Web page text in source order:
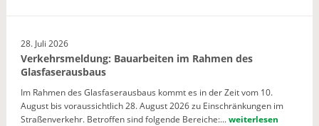
28. Juli 2026
Verkehrsmeldung: Bauarbeiten im Rahmen des
Glasfaserausbaus
Im Rahmen des Glasfaserausbaus kommt es in der Zeit vom 10.
August bis voraussichtlich 28. August 2026 zu Einschränkungen im
Straßenverkehr. Betroffen sind folgende Bereiche:...weiterlesen